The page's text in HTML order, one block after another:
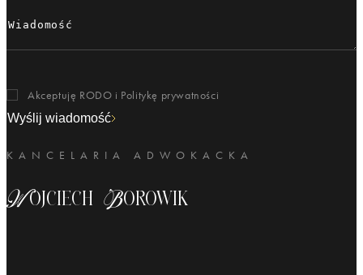
KANCELARIA ADWOKACKA
Wojciech Borowik
Akceptuję RODO i Politykę prywatności
Wyślij wiadomość